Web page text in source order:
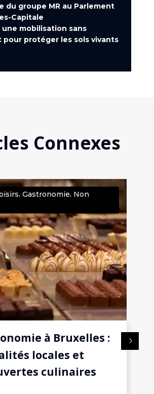
du groupe MR au Parlement
Capitale
une mobilisation sans
pour protéger les sols vivants
Connexes
, Gastronomie, Non
à Bruxelles :
locales et
culinaires